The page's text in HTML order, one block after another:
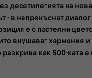
десетилетията на
- в непрекъснат
е с пастелни
внушават хармония и
как 500-ката